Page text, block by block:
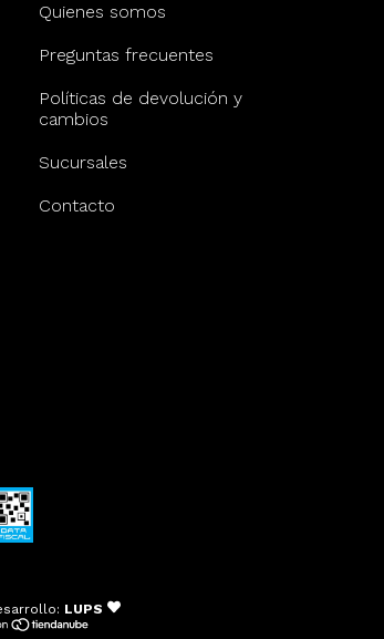
Quienes somos
Preguntas frecuentes
Políticas de devolución y
cambios
Sucursales
Contacto
LUPS